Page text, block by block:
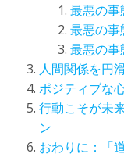
最悪の事
最悪の事
最悪の事
人間関係を円
ポジティブな
行動こそが未
ン
おわりに：「